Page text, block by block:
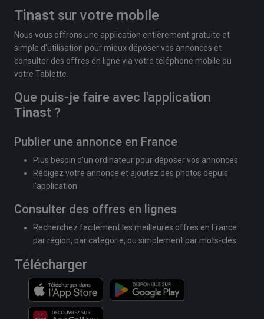
Tinast sur votre mobile
Nous vous offrons une application entièrement gratuite et
simple d'utilisation pour mieux déposer vos annonces et
consulter des offres en ligne via votre téléphone mobile ou
votre Tablette.
Que puis-je faire avec l'application
Tinast ?
Publier une annonce en France
Plus besoin d'un ordinateur pour déposer vos annonces
Rédigez votre annonce et ajoutez des photos depuis
l'application
Consulter des offres en lignes
Recherchez facilement les meilleures offres en France
par région, par catégorie, ou simplement par mots-clés.
Télécharger